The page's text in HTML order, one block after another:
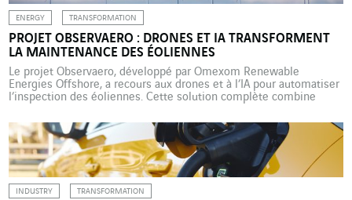
ENERGY TRANSFORMATION
PROJET OBSERVAERO : DRONES ET IA TRANSFORMENT
LA MAINTENANCE DES ÉOLIENNES
Le projet Observaero, développé par Omexom Renewable
Energies Offshore, a recours aux drones et à l’IA pour automatiser
l’inspection des éoliennes. Cette solution complète combine
d’images supportée par l’intelligence artificielle et une évaluation
d’experts hautement qualifiés afin de générer une évaluation de
conformité pour les clients. […]
INDUSTRY TRANSFORMATION